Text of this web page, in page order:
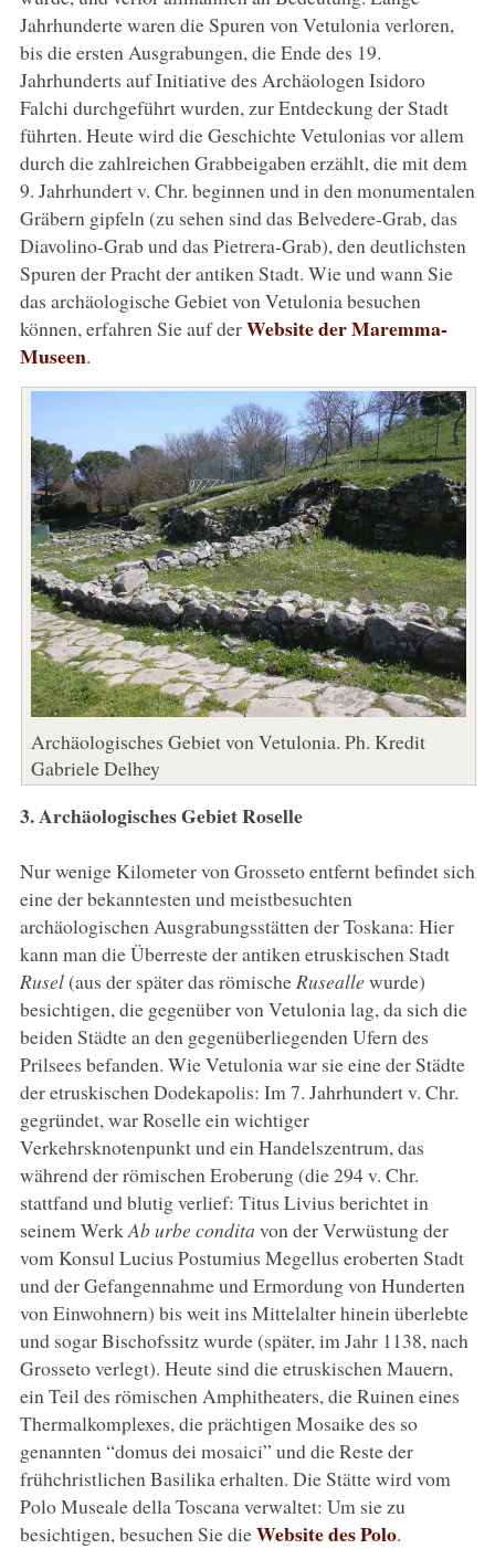
Jahrhunderte waren die Spuren von Vetulonia verloren,
bis die ersten Ausgrabungen, die Ende des 19.
Jahrhunderts auf Initiative des Archäologen Isidoro
Falchi durchgeführt wurden, zur Entdeckung der Stadt
führten. Heute wird die Geschichte Vetulonias vor allem
durch die zahlreichen Grabbeigaben erzählt, die mit dem
9. Jahrhundert v. Chr. beginnen und in den monumentalen
Gräbern gipfeln (zu sehen sind das Belvedere-Grab, das
Diavolino-Grab und das Pietrera-Grab), den deutlichsten
Spuren der Pracht der antiken Stadt. Wie und wann Sie
das archäologische Gebiet von Vetulonia besuchen
können, erfahren Sie auf derWebsite der Maremma-
Museen.
Archäologisches Gebiet von Vetulonia. Ph. Kredit
Gabriele Delhey
3. Archäologisches Gebiet Roselle
Nur wenige Kilometer von Grosseto entfernt befindet sich
eine der bekanntesten und meistbesuchten
archäologischen Ausgrabungsstätten der Toskana: Hier
kann man die Überreste der antiken etruskischen Stadt
Rusel(aus der später das römische Ruseallewurde)
besichtigen, die gegenüber von Vetulonia lag, da sich die
beiden Städte an den gegenüberliegenden Ufern des
Prilsees befanden. Wie Vetulonia war sie eine der Städte
der etruskischen Dodekapolis: Im 7. Jahrhundert v. Chr.
gegründet, war Roselle ein wichtiger
Verkehrsknotenpunkt und ein Handelszentrum, das
während der römischen Eroberung (die 294 v. Chr.
stattfand und blutig verlief: Titus Livius berichtet in
seinem Werk Ab urbe condita von der Verwüstung der
vom Konsul Lucius Postumius Megellus eroberten Stadt
und der Gefangennahme und Ermordung von Hunderten
von Einwohnern) bis weit ins Mittelalter hinein überlebte
und sogar Bischofssitz wurde (später, im Jahr 1138, nach
Grosseto verlegt). Heute sind die etruskischen Mauern,
ein Teil des römischen Amphitheaters, die Ruinen eines
Thermalkomplexes, die prächtigen Mosaike des so
genannten “domus dei mosaici” und die Reste der
frühchristlichen Basilika erhalten. Die Stätte wird vom
Polo Museale della Toscana verwaltet: Um sie zu
besichtigen, besuchen Sie dieWebsite des Polo.